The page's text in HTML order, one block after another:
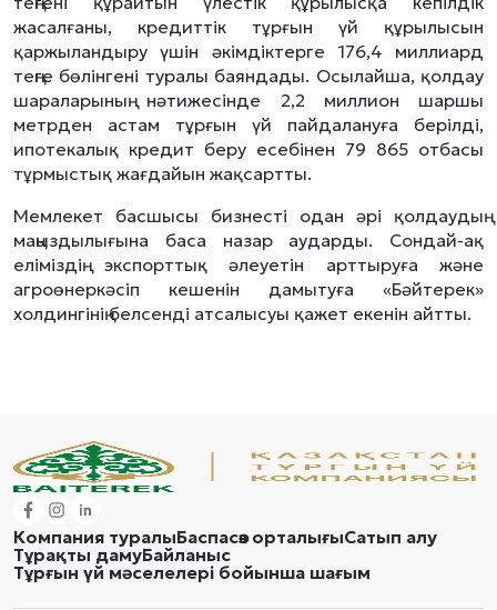
жасалғаны, кредиттік тұрғын үй құрылысын
қаржыландыру үшін әкімдіктерге 176,4 миллиард
теңге бөлінгені туралы баяндады. Осылайша, қолдау
шараларының нәтижесінде 2,2 миллион шаршы
метрден астам тұрғын үй пайдалануға берілді,
ипотекалық кредит беру есебінен 79 865 отбасы
тұрмыстық жағдайын жақсартты.
Мемлекет басшысы бизнесті одан әрі қолдаудың
маңыздылығына баса назар аударды. Сондай-ақ
еліміздің экспорттық әлеуетін арттыруға және
агроөнеркәсіп кешенін дамытуға «Бәйтерек»
холдингінің белсенді атсалысуы қажет екенін айтты.
Компания туралыБаспасөз орталығыСатып алу
Тұрақты дамуБайланыс
Тұрғын үй мәселелері бойынша шағым